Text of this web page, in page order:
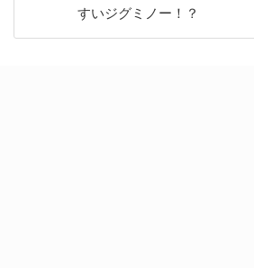
すいジグミノー！？